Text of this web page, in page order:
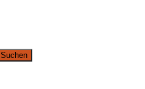
Suchen